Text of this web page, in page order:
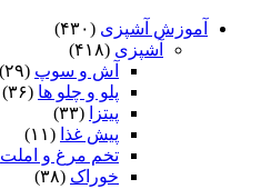
آموزش آشپزی (۴۳۰)
آشپزی (۴۱۸)
آش و سوپ (۲۹)
پلو و چلو ها (۳۶)
پیتزا
(۳۳)
پیش غذا (۱۱)
تخم مرغ و املت
خوراک (۳۸)